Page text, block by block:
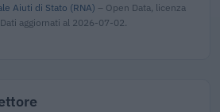
Aiuti di Stato (RNA) – Open Data, licenza
aggiornati al 2026-07-02.